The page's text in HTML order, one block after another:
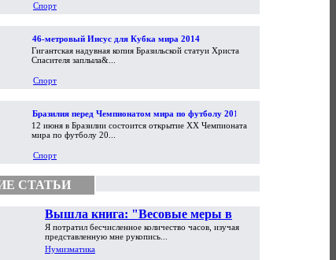
Спорт
46-метровый Иисус для Кубка мира 2014
Гигантская надувная копия Бразильской статуи Христа
Спасителя заплыла&...
Спорт
Бразилия перед Чемпионатом мира по футболу 2014
12 июня в Бразилии состоится открытие XX Чемпионата
мира по футболу 20...
Спорт
СТАТЬИ
Вышла книга: "Весовые меры в
торговой практике Античности и
Средневековья"
Я потратил бесчисленное количество часов, изучая
представленную мне рукопись...
Нумизматика